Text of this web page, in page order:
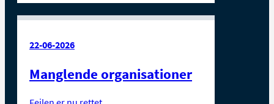
22-06-2026
Manglende organisationer